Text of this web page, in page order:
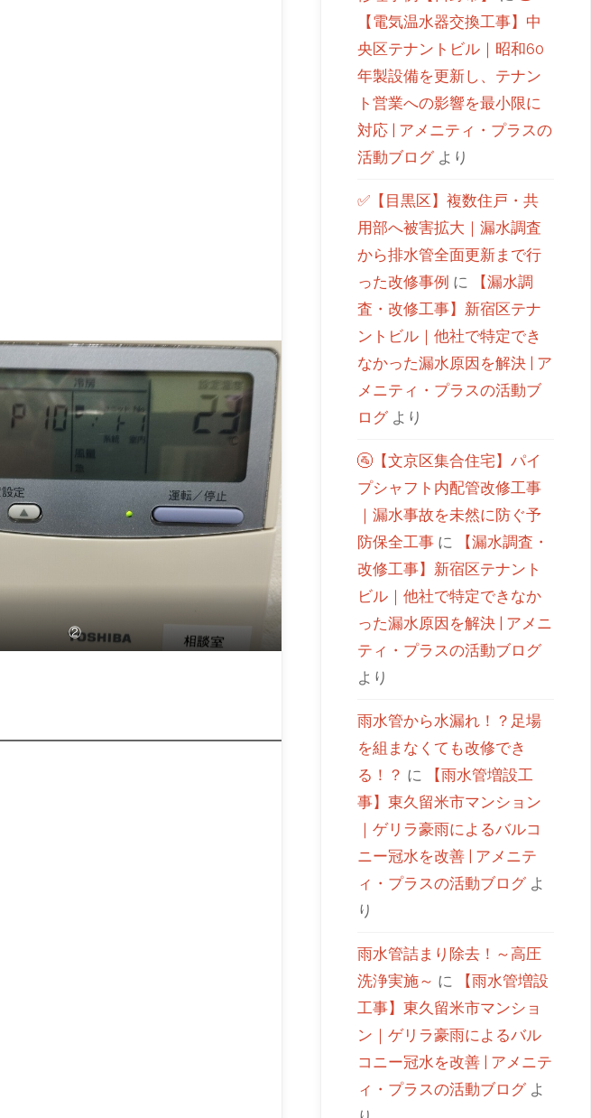
②
【電気温水器交換工事】中
央区テナントビル｜昭和60
年製設備を更新し、テナン
ト営業への影響を最小限に
対応 | アメニティ・プラスの
活動ブログより
✅【目黒区】複数住戸・共
用部へ被害拡大｜漏水調査
から排水管全面更新まで行
った改修事例 に
【漏水調
査・改修工事】新宿区テナ
ントビル｜他社で特定でき
なかった漏水原因を解決 | ア
メニティ・プラスの活動ブ
ログより
🚰【文京区集合住宅】パイ
プシャフト内配管改修工事
｜漏水事故を未然に防ぐ予
防保全工事 に
【漏水調査・
改修工事】新宿区テナント
ビル｜他社で特定できなか
った漏水原因を解決 | アメニ
ティ・プラスの活動ブログ
より
雨水管から水漏れ！？足場
を組まなくても改修でき
る！？ に
【雨水管増設工
事】東久留米市マンション
｜ゲリラ豪雨によるバルコ
ニー冠水を改善 | アメニテ
ィ・プラスの活動ブログよ
り
雨水管詰まり除去！～高圧
洗浄実施～ に
【雨水管増設
工事】東久留米市マンショ
ン｜ゲリラ豪雨によるバル
コニー冠水を改善 | アメニテ
ィ・プラスの活動ブログよ